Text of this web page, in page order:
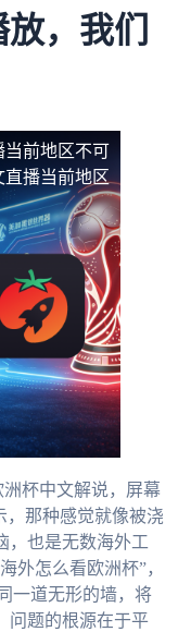
，我们
前地区不可
播当前地区
杯中文解说，屏幕
，那种感觉就像被浇
，也是无数海外工
外怎么看欧洲杯”，
一道无形的墙，将
问题的根源在于平